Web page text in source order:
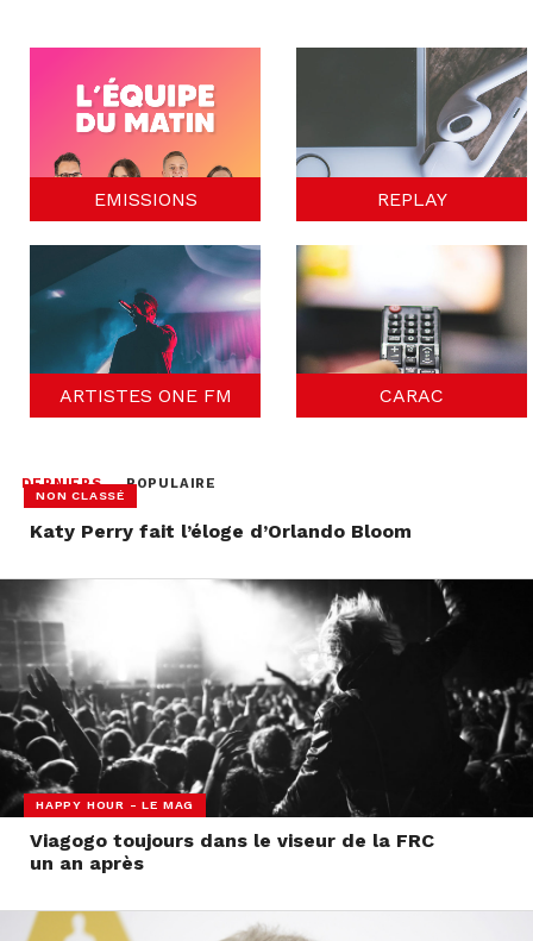
EMISSIONS REPLAY
ARTISTES ONE FM CARAC
DERNIERS POPULAIRE
NON CLASSÉ
Katy Perry fait l’éloge d’Orlando Bloom
HAPPY HOUR - LE MAG
Viagogo toujours dans le viseur de la FRC
un an après